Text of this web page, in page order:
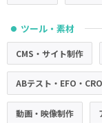
● ツール・素材
CMS・サイト制作
ABテスト・EFO・CRO
動画・映像制作